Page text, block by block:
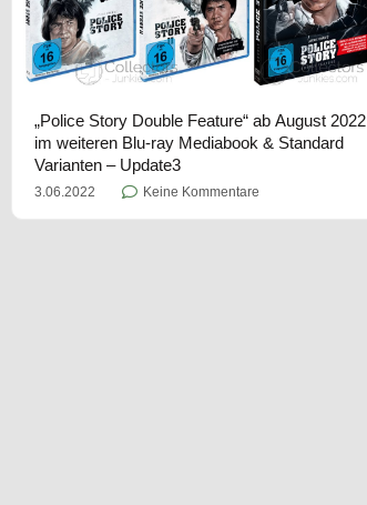
„Police Story Double Feature“ ab August 2022
im weiteren Blu-ray Mediabook & Standard
Varianten – Update3
3.06.2022 Keine Kommentare